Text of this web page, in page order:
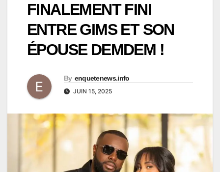
FINALEMENT FINI
ENTRE GIMS ET SON
ÉPOUSE DEMDEM !
By enquetenews.info
JUIN 15, 2025